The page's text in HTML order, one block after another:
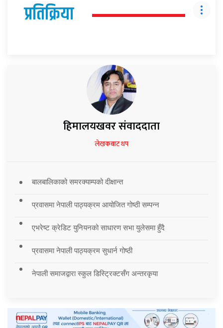
प्रतिक्रिया
हिमालयखवर संवाददाता
लेखकबाट थप
बालबालिकाको समरक्याम्पको दीक्षान्त
प्रवासमा नेपाली पाठ्यक्रम आयोजित गोष्ठी सम्पन्न
एभरेष्ट क्रेडिट युनियनको साधारण सभा युलेसमा हुँदै
प्रवासमा नेपाली पाठ्यक्रम सुधार्न गोष्ठी
नेपाली समाजद्वारा स्कुल डिस्ट्रिक्टसँग अन्तरकृया